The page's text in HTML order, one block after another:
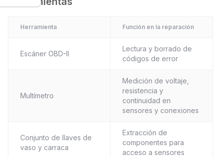
Herramienta Función en la reparación
Escáner OBD-II
Lectura y borrado de
códigos de error
Multímetro
Medición de voltaje,
resistencia y
continuidad en
sensores y conexiones
Conjunto de llaves de
vaso y carraca
Extracción de
componentes para
acceso a sensores